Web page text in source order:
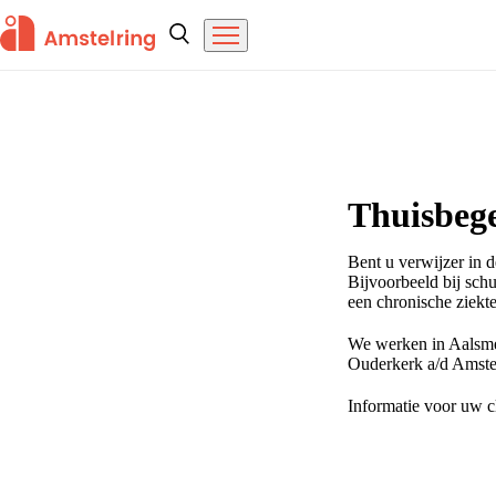
Overslaan en naar de inhoud gaan
Amstelring
ZoekenMenu
Bent u verwijzer in
Bijvoorbeeld bij
een chronische
We werken in
Ouderkerk a/d
Informatie voor uw